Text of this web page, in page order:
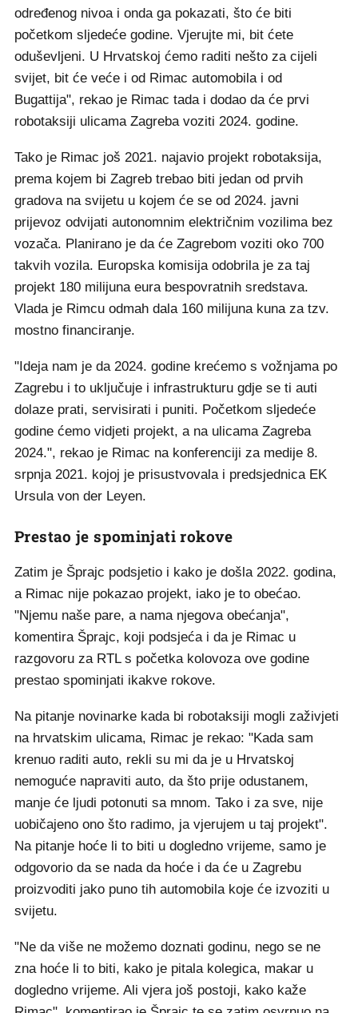
određenog nivoa i onda ga pokazati, što će biti
početkom sljedeće godine. Vjerujte mi, bit ćete
oduševljeni. U Hrvatskoj ćemo raditi nešto za cijeli
svijet, bit će veće i od Rimac automobila i od
Bugattija", rekao je Rimac tada i dodao da će prvi
robotaksiji ulicama Zagreba voziti 2024. godine.
Tako je Rimac još 2021. najavio projekt robotaksija,
prema kojem bi Zagreb trebao biti jedan od prvih
gradova na svijetu u kojem će se od 2024. javni
prijevoz odvijati autonomnim električnim vozilima bez
vozača. Planirano je da će Zagrebom voziti oko 700
takvih vozila. Europska komisija odobrila je za taj
projekt 180 milijuna eura bespovratnih sredstava.
Vlada je Rimcu odmah dala 160 milijuna kuna za tzv.
mostno financiranje.
"Ideja nam je da 2024. godine krećemo s vožnjama po
Zagrebu i to uključuje i infrastrukturu gdje se ti auti
dolaze prati, servisirati i puniti. Početkom sljedeće
godine ćemo vidjeti projekt, a na ulicama Zagreba
2024.", rekao je Rimac na konferenciji za medije 8.
srpnja 2021. kojoj je prisustvovala i predsjednica EK
Ursula von der Leyen.
Prestao je spominjati rokove
Zatim je Šprajc podsjetio i kako je došla 2022. godina,
a Rimac nije pokazao projekt, iako je to obećao.
"Njemu naše pare, a nama njegova obećanja",
komentira Šprajc, koji podsjeća i da je Rimac u
razgovoru za RTL s početka kolovoza ove godine
prestao spominjati ikakve rokove.
Na pitanje novinarke kada bi robotaksiji mogli zaživjeti
na hrvatskim ulicama, Rimac je rekao: "Kada sam
krenuo raditi auto, rekli su mi da je u Hrvatskoj
nemoguće napraviti auto, da što prije odustanem,
manje će ljudi potonuti sa mnom. Tako i za sve, nije
uobičajeno ono što radimo, ja vjerujem u taj projekt".
Na pitanje hoće li to biti u dogledno vrijeme, samo je
odgovorio da se nada da hoće i da će u Zagrebu
proizvoditi jako puno tih automobila koje će izvoziti u
svijetu.
"Ne da više ne možemo doznati godinu, nego se ne
zna hoće li to biti, kako je pitala kolegica, makar u
dogledno vrijeme. Ali vjera još postoji, kako kaže